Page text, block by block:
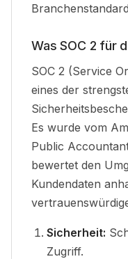
Was SOC 2 für
SOC 2 (Service
eines der
Es wurde vom
Public
bewertet den
Kundendaten
Sicherheit:
Zugriff.